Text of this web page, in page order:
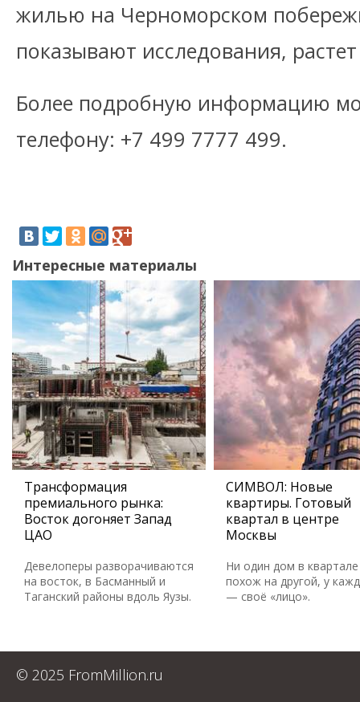
жилью на Черноморском
показывают исследования,
Более подробную информацию
телефону: +7 499 7777 499.
Интересные материалы
Трансформация
премиального рынка:
Восток догоняет Запад
ЦАО
Девелоперы разворачиваются
на восток, в Басманный и
Таганский районы вдоль Яузы.
СИМВОЛ: Новые
квартиры. Готовый
квартал в центре
Москвы
Ни один дом в
похож на другой, у
— своё «лицо».
© 2025 FromMillion.ru